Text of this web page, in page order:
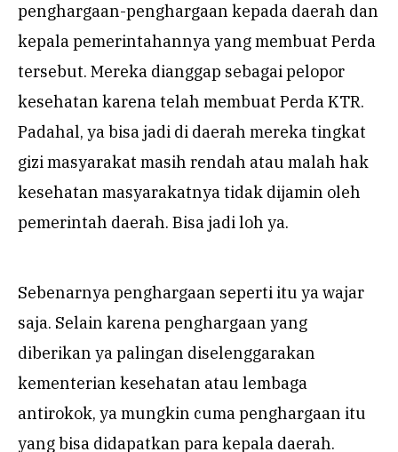
penghargaan-penghargaan kepada daerah dan
kepala pemerintahannya yang membuat Perda
tersebut. Mereka dianggap sebagai pelopor
kesehatan karena telah membuat Perda KTR.
Padahal, ya bisa jadi di daerah mereka tingkat
gizi masyarakat masih rendah atau malah hak
kesehatan masyarakatnya tidak dijamin oleh
pemerintah daerah. Bisa jadi loh ya.
Sebenarnya penghargaan seperti itu ya wajar
saja. Selain karena penghargaan yang
diberikan ya palingan diselenggarakan
kementerian kesehatan atau lembaga
antirokok, ya mungkin cuma penghargaan itu
yang bisa didapatkan para kepala daerah.